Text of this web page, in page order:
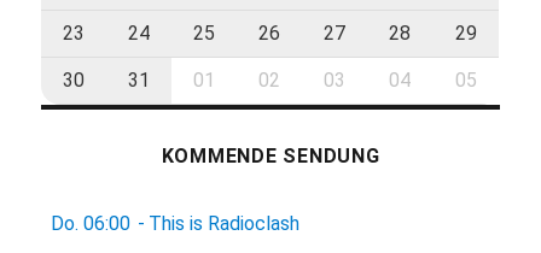
23 24 25 26 27 28 29
30 31 01 02 03 04 05
KOMMENDE SENDUNG
Do. 06:00 - This is Radioclash